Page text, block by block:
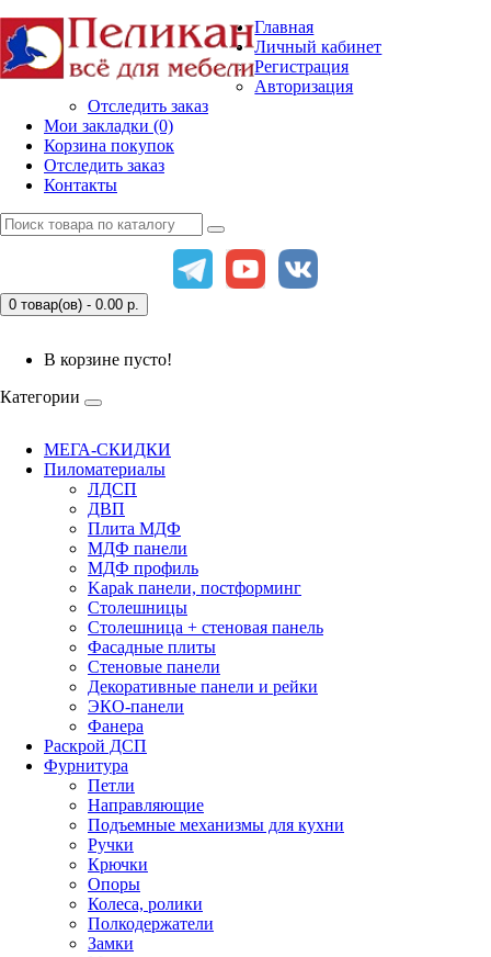
Главная
Личный кабинет
Регистрация
Авторизация
Отследить заказ
Мои закладки (0)
Корзина покупок
Отследить заказ
Контакты
0 товар(ов) - 0.00 р.
В корзине пусто!
Категории
МЕГА-СКИДКИ
Пиломатериалы
ЛДСП
ДВП
Плита МДФ
МДФ панели
МДФ профиль
Kapak панели, постформинг
Столешницы
Столешница + стеновая панель
Фасадные плиты
Стеновые панели
Декоративные панели и рейки
ЭКО-панели
Фанера
Раскрой ДСП
Фурнитура
Петли
Направляющие
Подъемные механизмы для кухни
Ручки
Крючки
Опоры
Колеса, ролики
Полкодержатели
Замки